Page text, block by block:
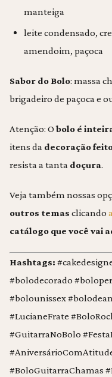
manteiga
leite condensado,
amendoim, paçoca
Sabor do Bolo: massa
brigadeiro de paçoca e
Atenção: Obolo é
itens da decoração
resista a tanta doçura.
Veja também nossas
outros temas clicando
catálogo que você vai
Hashtags:
#bolodecorado
#bolounissex
#LucianeFrate
#GuitarraNoBolo
#BoloGuitarraChamas